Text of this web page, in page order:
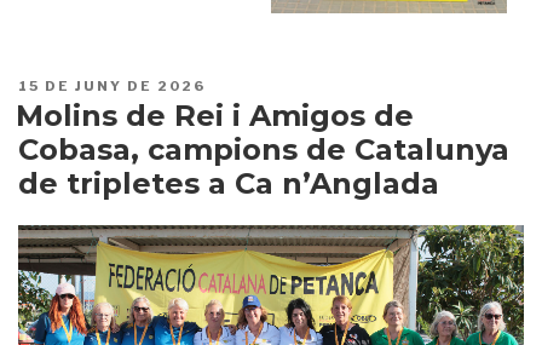
PUBLICAT
A
15 DE JUNY DE 2026
Molins de Rei i Amigos de
Cobasa, campions de Catalunya
de tripletes a Ca n’Anglada